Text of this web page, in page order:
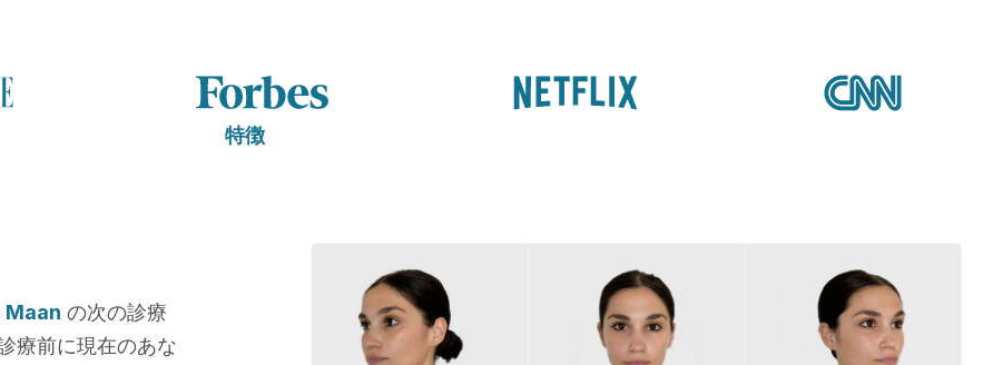
特徴
Maan の次の診療
療前に現在のあな